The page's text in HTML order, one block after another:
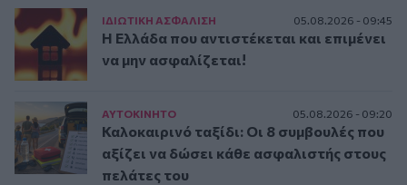
ΙΔΙΩΤΙΚΗ ΑΣΦAΛΙΣΗ 05.08.2026 - 09:45
Η Ελλάδα που αντιστέκεται και επιμένει
να μην ασφαλίζεται!
ΑΥΤΟΚΙΝΗΤΟ 05.08.2026 - 09:20
Καλοκαιρινό ταξίδι: Οι 8 συμβουλές που
αξίζει να δώσει κάθε ασφαλιστής στους
πελάτες του